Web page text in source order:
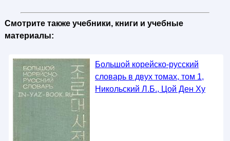
Смотрите также учебники, книги и учебные
материалы:
Большой корейско-русский
словарь в двух томах, том 1,
Никольский Л.Б., Цой Ден Ху